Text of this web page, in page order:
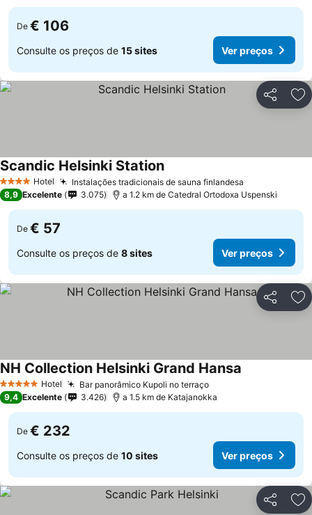
De € 106
Consulte os preços de 15 sites Ver preços
Partilhar
4 EstrelasHotel Instalações tradicionais de sauna finlandesa
Scandic Helsinki StationVer preços
8,9 Excelente 3.075 a 1.2 km de Catedral Ortodoxa Uspenski
De € 57
Consulte os preços de 8 sites Ver preços
Partilhar
5 Estrelas Hotel Bar panorâmico Kupoli no terraçoVer preços
NH Collection Helsinki Grand Hansa
9,4 Excelente 3.426 a 1.5 km de Katajanokka
De € 232
Consulte os preços de 10 sites Ver preços
Partilhar